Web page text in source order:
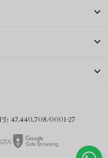
ainda juntas.
roupa versátil,
improviso.
47.440.708/0001-27